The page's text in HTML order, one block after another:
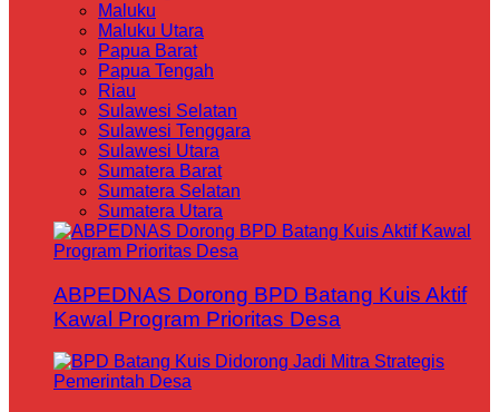
Maluku
Maluku Utara
Papua Barat
Papua Tengah
Riau
Sulawesi Selatan
Sulawesi Tenggara
Sulawesi Utara
Sumatera Barat
Sumatera Selatan
Sumatera Utara
ABPEDNAS Dorong BPD Batang Kuis Aktif
Kawal Program Prioritas Desa